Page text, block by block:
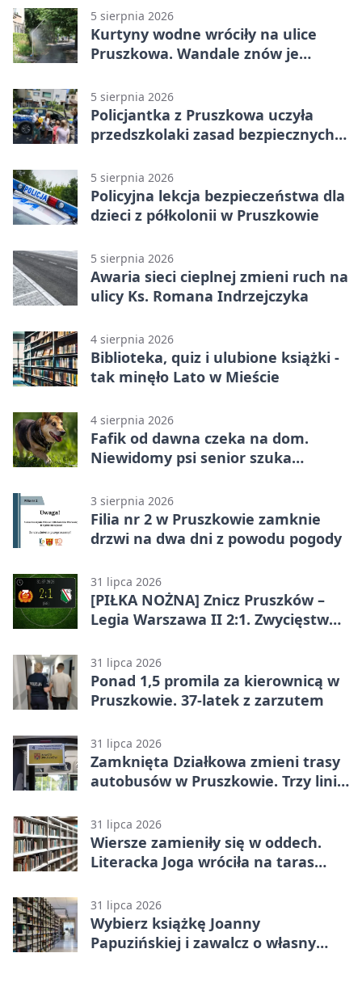
5 sierpnia 2026
Kurtyny wodne wróciły na ulice
Pruszkowa. Wandale znów je
5 sierpnia 2026
Policjantka z Pruszkowa uczyła
przedszkolaki zasad bezpiecznych
5 sierpnia 2026
Policyjna lekcja bezpieczeństwa dla
dzieci z półkolonii w Pruszkowie
5 sierpnia 2026
Awaria sieci cieplnej zmieni ruch na
ulicy Ks. Romana Indrzejczyka
4 sierpnia 2026
Biblioteka, quiz i ulubione książki -
tak minęło Lato w Mieście
4 sierpnia 2026
Fafik od dawna czeka na dom.
Niewidomy psi senior szuka
3 sierpnia 2026
Filia nr 2 w Pruszkowie zamknie
drzwi na dwa dni z powodu pogody
31 lipca 2026
[PIŁKA NOŻNA] Znicz Pruszków –
Legia Warszawa II 2:1. Zwycięstwo
minucie
31 lipca 2026
Ponad 1,5 promila za kierownicą w
Pruszkowie. 37-latek z zarzutem
31 lipca 2026
Zamknięta Działkowa zmieni trasy
autobusów w Pruszkowie. Trzy linie
31 lipca 2026
Wiersze zamieniły się w oddech.
Literacka Joga wróciła na taras
31 lipca 2026
Wybierz książkę Joanny
Papuzińskiej i zawalcz o własny